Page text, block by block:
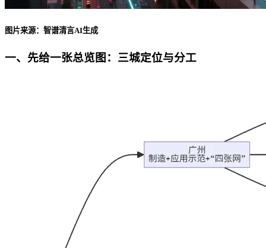
图片来源：智谱清言AI生成
一、先给一张总览图：三城定位与分工